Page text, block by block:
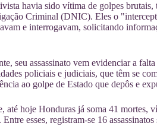
havia sido vítima de golpes
Criminal (DNIC). Eles o
e interrogavam, solicitando
seu assassinato vem evidenciar a
policiais e judiciais, que têm se
ao golpe de Estado que depôs e
até hoje Honduras já soma 41 mortes,
esses, registram-se 16